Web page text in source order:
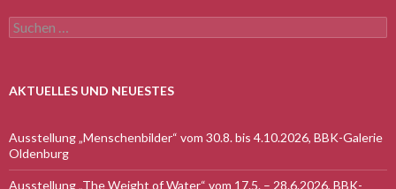
Suchen
nach:
AKTUELLES UND NEUESTES
Ausstellung „Menschenbilder“ vom 30.8. bis 4.10.2026, BBK-Galerie
Oldenburg
Ausstellung „The Weight of Water“ vom 17.5. – 28.6.2026, BBK-